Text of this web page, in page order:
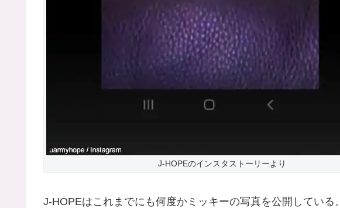
J-HOPEのインスタストーリーより
J-HOPEはこれまでにも何度かミッキーの写真を公開している。